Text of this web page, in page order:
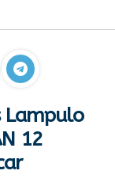
Lampulo
12